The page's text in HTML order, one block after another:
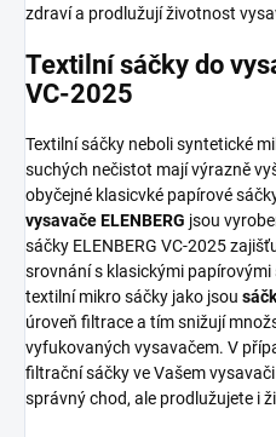
zdraví a prodlužují životnost
Textilní sáčky do
VC-2025
Textilní sáčky neboli syntetické
suchých nečistot mají výrazně
obyčejné klasicvké papírové
vysavače ELENBERG jsou
sáčky ELENBERG VC-2025
srovnání s klasickými
textilní mikro sáčky jako jsou
úroveň filtrace a tím snižují
vyfukovaných vysavačem. V
filtrační sáčky ve Vašem
správný chod, ale prodlužujete i